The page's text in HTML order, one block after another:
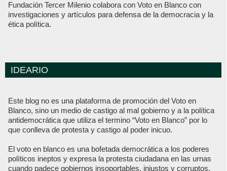
Fundación Tercer Milenio colabora con Voto en Blanco con
investigaciones y artículos para defensa de la democracia y la
ética política.
IDEARIO
Este blog no es una plataforma de promoción del Voto en
Blanco, sino un medio de castigo al mal gobierno y a la política
antidemocrática que utiliza el termino “Voto en Blanco” por lo
que conlleva de protesta y castigo al poder inicuo.
El voto en blanco es una bofetada democrática a los poderes
políticos ineptos y expresa la protesta ciudadana en las urnas
cuando padece gobiernos insoportables, injustos y corruptos.